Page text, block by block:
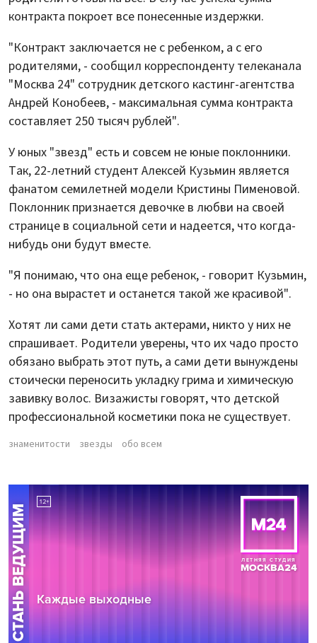
контракта покроет все понесенные издержки.
"Контракт заключается не с ребенком, а с его
родителями, - сообщил корреспонденту телеканала
"Москва 24" сотрудник детского кастинг-агентства
Андрей Конобеев, - максимальная сумма контракта
составляет 250 тысяч рублей".
У юных "звезд" есть и совсем не юные поклонники.
Так, 22-летний студент Алексей Кузьмин является
фанатом семилетней модели Кристины Пименовой.
Поклонник признается девочке в любви на своей
странице в социальной сети и надеется, что когда-
нибудь они будут вместе.
"Я понимаю, что она еще ребенок, - говорит Кузьмин,
- но она вырастет и останется такой же красивой".
Хотят ли сами дети стать актерами, никто у них не
спрашивает. Родители уверены, что их чадо просто
обязано выбрать этот путь, а сами дети вынуждены
стоически переносить укладку грима и химическую
завивку волос. Визажисты говорят, что детской
профессиональной косметики пока не существует.
знаменитости звезды обо всем